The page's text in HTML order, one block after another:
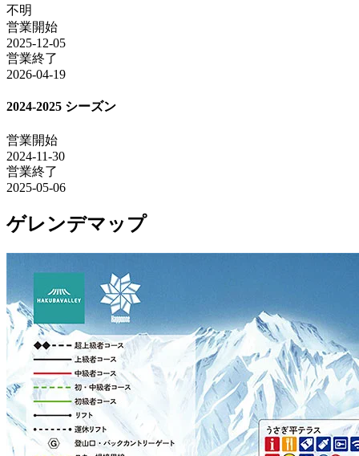
不明
営業開始
2025-12-05
営業終了
2026-04-19
2024-2025 シーズン
営業開始
2024-11-30
営業終了
2025-05-06
ゲレンデマップ